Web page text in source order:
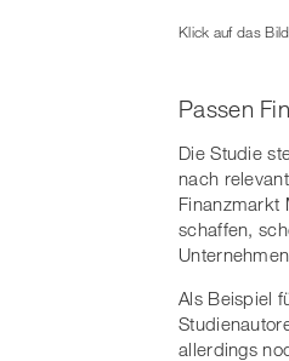
Klick auf das
Passen
Die Studie
nach
Finanzmarkt
schaffen,
Als Beispiel
allerdings